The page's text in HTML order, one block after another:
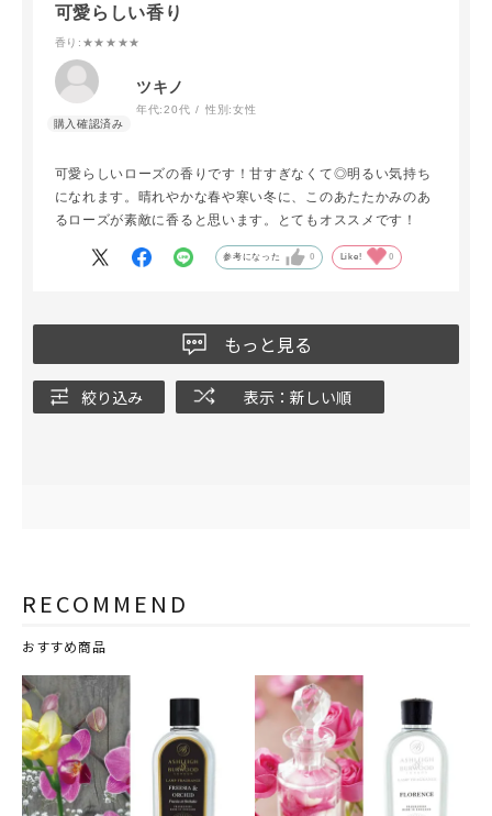
可愛らしい香り
香り :★★★★★
ツキノ
年代:20代 性別:女性
可愛らしいローズの香りです！甘すぎなくて◎明るい気持ち
になれます。晴れやかな春や寒い冬に、このあたたかみのあ
るローズが素敵に香ると思います。とてもオススメです！
参考になった 0 Like! 0
もっと見る
絞り込み 表示：新しい順
RECOMMEND
おすすめ商品